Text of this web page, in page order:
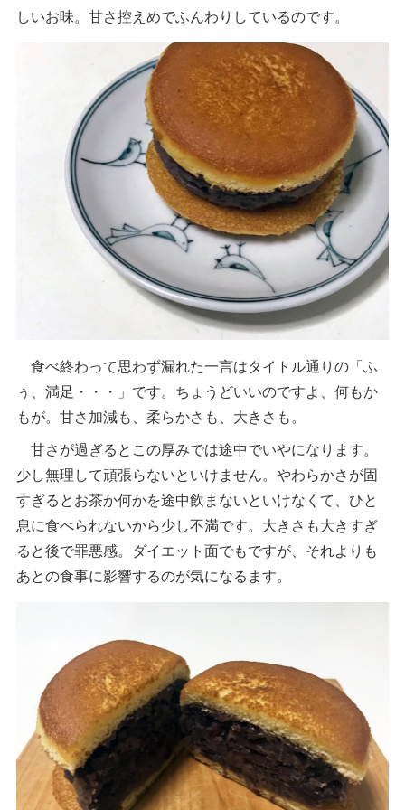
しいお味。甘さ控えめでふんわりしているのです。
食べ終わって思わず漏れた一言はタイトル通りの「ふ
ぅ、満足・・・」です。ちょうどいいのですよ、何もか
もが。甘さ加減も、柔らかさも、大きさも。
甘さが過ぎるとこの厚みでは途中でいやになります。
少し無理して頑張らないといけません。やわらかさが固
すぎるとお茶か何かを途中飲まないといけなくて、ひと
息に食べられないから少し不満です。大きさも大きすぎ
ると後で罪悪感。ダイエット面でもですが、それよりも
あとの食事に影響するのが気になるます。